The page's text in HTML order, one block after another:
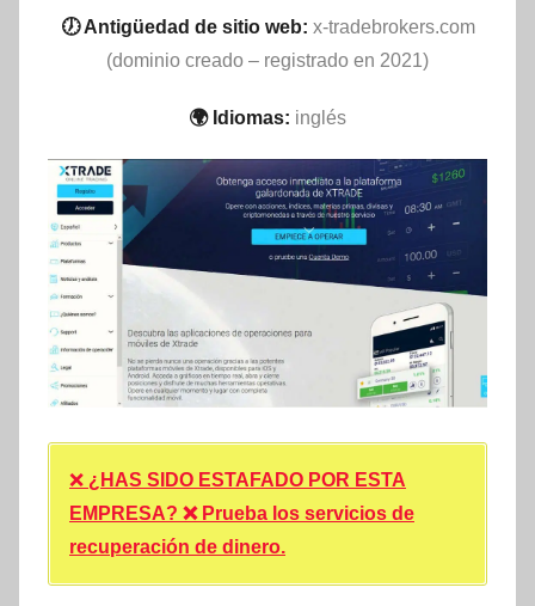
🕖 Antigüedad de sitio web: x-tradebrokers.com
(dominio creado – registrado en 2021)
🌍 Idiomas: inglés
❌ ¿HAS SIDO ESTAFADO POR ESTA
EMPRESA? ❌ Prueba los servicios de
recuperación de dinero.